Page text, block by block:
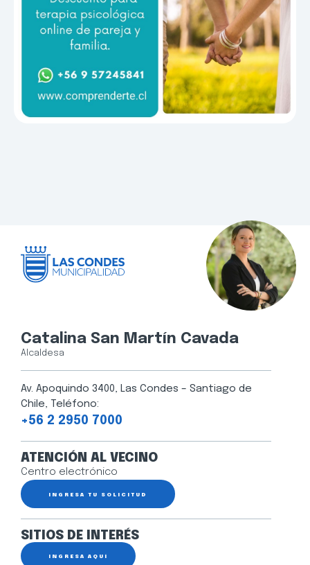
Catalina San Martín Cavada
Alcaldesa
Av. Apoquindo 3400, Las Condes – Santiago de
Chile, Teléfono:
+56 2 2950 7000
ATENCIÓN AL VECINO
Centro electrónico
INGRESA TU SOLICITUD
SITIOS DE INTERÉS
INGRESA AQUÍ